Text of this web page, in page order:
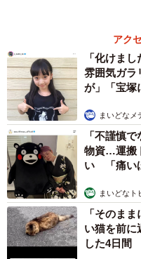
海軍特務船「武智」（ガイドブ
メンテナンスはして
防波堤となった第一・第
ち入ることができたとい
「マナーの悪い人がいて
撒いて行ったりして近隣
昨年立ち入り禁止にした
アク
「化けま
雰囲気ガ
が」「宝塚
まいどなメ
「不謹慎
物資…運搬
い 「痛い
まいどなト
「そのま
い猫を前
した4日間